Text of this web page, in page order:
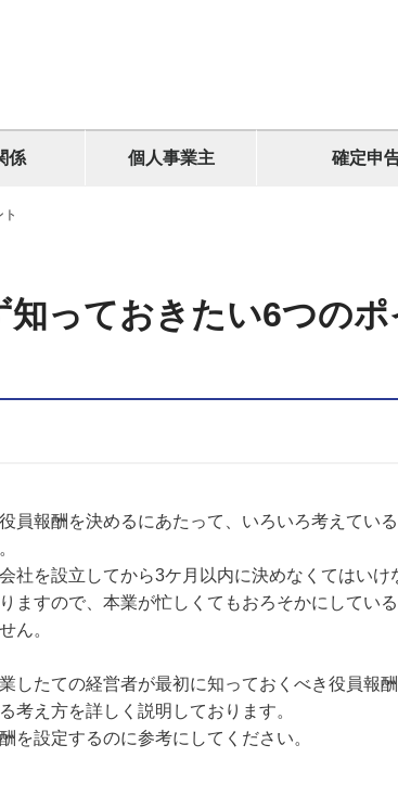
係 個人事業主 確定申
っておきたい6つのポ
員報酬を決めるにあたって、いろいろ考えている
社を設立してから3ケ月以内に決めなくてはいけ
ますので、本業が忙しくてもおろそかにしてい
ん。
したての経営者が最初に知っておくべき役員報
考え方を詳しく説明しております。
を設定するのに参考にしてください。